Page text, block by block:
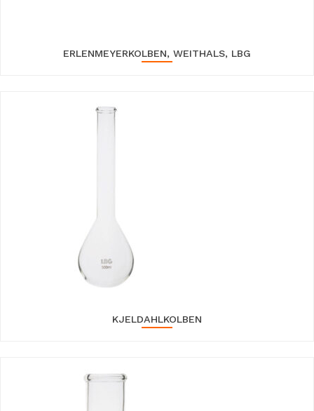
ERLENMEYERKOLBEN, WEITHALS, LBG
KJELDAHLKOLBEN